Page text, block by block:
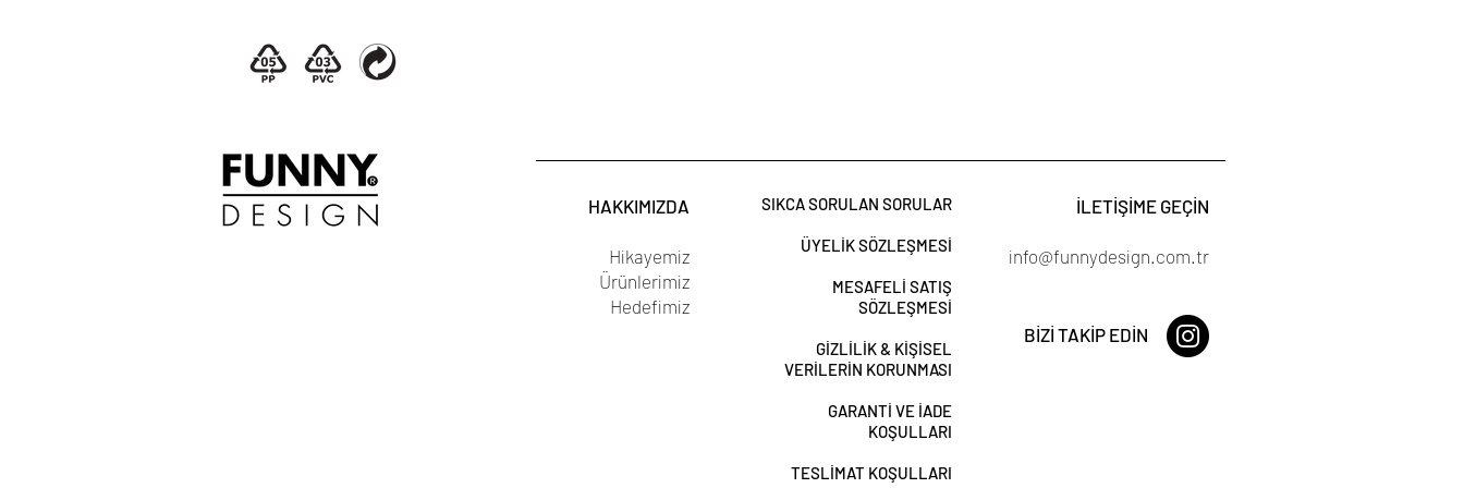
HAKKIMIZDA
Hikayemiz
Ürünlerimiz
Hedefimiz
SIKCA SORULAN SORULAR
ÜYELİK SÖZLEŞMESİ
MESAFELİ SATIŞ
SÖZLEŞMESİ
GİZLİLİK & KİŞİSEL
VERİLERİN KORUNMASI
GARANTİ VE İADE
KOŞULLARI
TESLİMAT KOŞULLARI
İLETİŞİME GEÇİN
info@funnydesign.com.tr
BİZİ TAKİP EDİN